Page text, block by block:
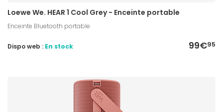
Loewe We. HEAR 1 Cool Grey - Enceinte portable
Enceinte Bluetooth portable
99€95
Dispo web : En stock